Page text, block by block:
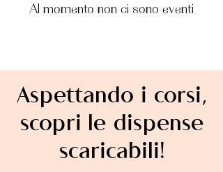
Al momento non ci sono eventi
Aspettando i corsi,
scopri le dispense
scaricabili!